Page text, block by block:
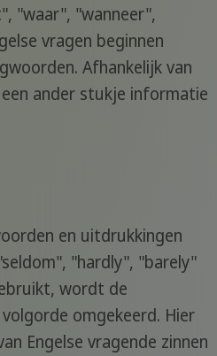
"waar", "wanneer",
vragen beginnen
Afhankelijk van
ander stukje informatie
en uitdrukkingen
"hardly", "barely"
wordt de
omgekeerd. Hier
Engelse vragende zinnen